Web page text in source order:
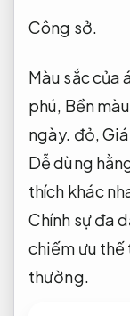
Công sở.
Màu sắc của
phú, Bền
ngày. đỏ,
Dễ dùng
thích khác
Chính sự đa
chiếm ưu
thường.